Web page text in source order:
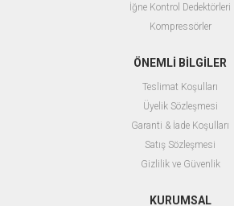
İğne Kontrol Dedektörleri
Kompressörler
ÖNEMLİ BİLGİLER
Teslimat Koşulları
Üyelik Sözleşmesi
Garanti & İade Koşulları
Satış Sözleşmesi
Gizlilik ve Güvenlik
KURUMSAL